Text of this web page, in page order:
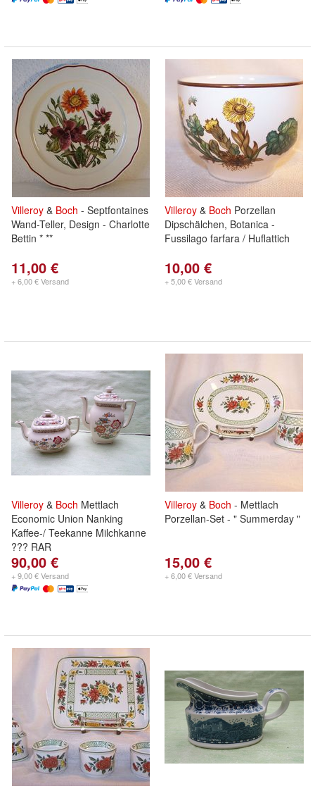
Villeroy & Boch - Septfontaines
Wand-Teller, Design - Charlotte
Bettin * **
11,00 €
+ 6,00 € Versand
Villeroy & Boch Porzellan
Dipschälchen, Botanica -
Fussilago farfara / Huflattich
10,00 €
+ 5,00 € Versand
Villeroy & Boch Mettlach
Economic Union Nanking
Kaffee-/ Teekanne Milchkanne
??? RAR
90,00 €
+ 9,00 € Versand
Villeroy & Boch - Mettlach
Porzellan-Set - " Summerday "
15,00 €
+ 6,00 € Versand